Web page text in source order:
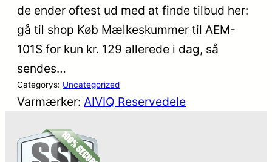
de ender oftest ud med at finde tilbud her:
gå til shop Køb Mælkeskummer til AEM-
101S for kun kr. 129 allerede i dag, så
sendes…
Categorys: Uncategorized
Varmærker: AIVIQ Reservedele